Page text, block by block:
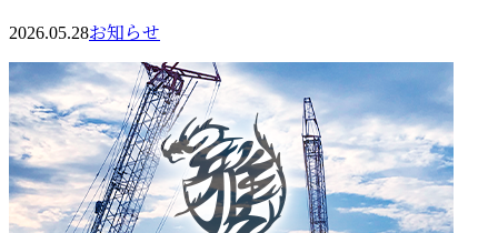
2026.05.28お知らせ